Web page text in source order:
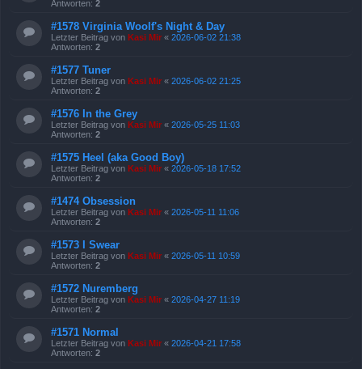
Antworten: 2
#1578 Virginia Woolf's Night & Day
Letzter Beitrag von Kasi Mir « 2026-06-02 21:38
Antworten: 2
#1577 Tuner
Letzter Beitrag von Kasi Mir « 2026-06-02 21:25
Antworten: 2
#1576 In the Grey
Letzter Beitrag von Kasi Mir « 2026-05-25 11:03
Antworten: 2
#1575 Heel (aka Good Boy)
Letzter Beitrag von Kasi Mir « 2026-05-18 17:52
Antworten: 2
#1474 Obsession
Letzter Beitrag von Kasi Mir « 2026-05-11 11:06
Antworten: 2
#1573 I Swear
Letzter Beitrag von Kasi Mir « 2026-05-11 10:59
Antworten: 2
#1572 Nuremberg
Letzter Beitrag von Kasi Mir « 2026-04-27 11:19
Antworten: 2
#1571 Normal
Letzter Beitrag von Kasi Mir « 2026-04-21 17:58
Antworten: 2